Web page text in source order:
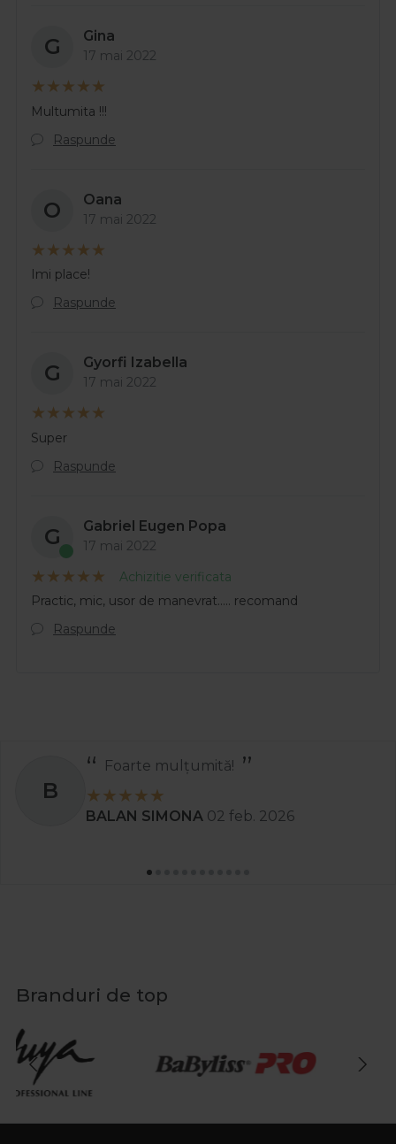
G Gina
17 mai 2022
Multumita !!!
Raspunde
O Oana
17 mai 2022
Imi place!
Raspunde
G Gyorfi Izabella
17 mai 2022
Super
Raspunde
G Gabriel Eugen Popa
17 mai 2022
Achizitie verificata
Practic, mic, usor de manevrat..... recomand
Raspunde
B
Foarte mulțumită!
BALAN SIMONA 02 feb. 2026
Branduri de top